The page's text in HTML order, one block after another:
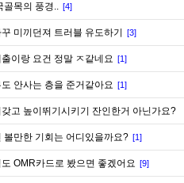
골목의 풍경.. [4]
미끼던져 트러블 유도하기 [3]
이랑 요건 정말 ㅈ같네요 [1]
안사는 층을 준거같아요 [1]
고 높이뛰기시키기 잔인한거 아닌가요?
볼만한 기회는 어디있을까요? [1]
OMR카드로 봤으면 좋겠어요 [9]